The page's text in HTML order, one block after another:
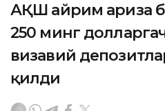
АҚШ айрим ариза
250 минг
визавий
қилди